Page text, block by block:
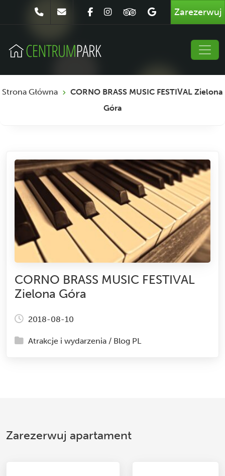
Zarezerwuj
Strona Główna
CORNO BRASS MUSIC FESTIVAL Zielona
Góra
CORNO BRASS MUSIC FESTIVAL
Zielona Góra
2018-08-10
Atrakcje i wydarzenia / Blog PL
Zarezerwuj apartament